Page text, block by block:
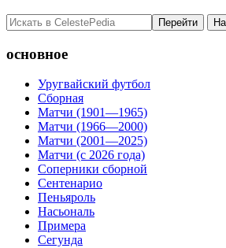
основное
Уругвайский футбол
Сборная
Матчи (1901—1965)
Матчи (1966—2000)
Матчи (2001—2025)
Матчи (с 2026 года)
Соперники сборной
Сентенарио
Пеньяроль
Насьональ
Примера
Сегунда